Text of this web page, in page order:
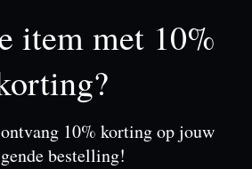
Mijn bestellingen
Mijn verlanglijst
item met 10%
10% korting op jouw
bestelling!